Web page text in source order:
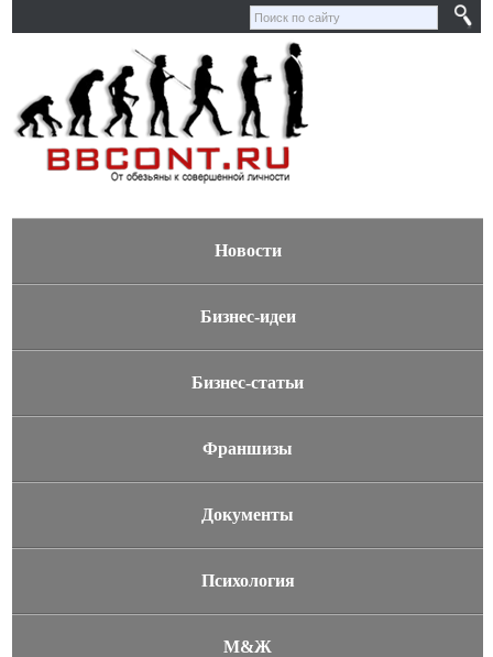
Новости
Бизнес-идеи
Бизнес-статьи
Франшизы
Документы
Психология
М&Ж